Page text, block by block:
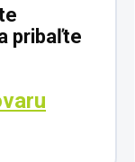
pribaľte